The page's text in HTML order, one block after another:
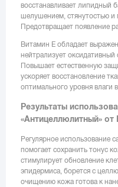
восстанавливает липидный
шелушением, стянутостью
Предотвращает появление
Витамин Е обладает
нейтрализует оксидативный
Повышает естественную
ускоряет восстановление
оптимального уровня влаги
Результаты
«Антицеллюлитный»
Регулярное использование
помогает сохранить тонус
стимулирует обновление
эпидермиса, борется с
очищению кожа готова к